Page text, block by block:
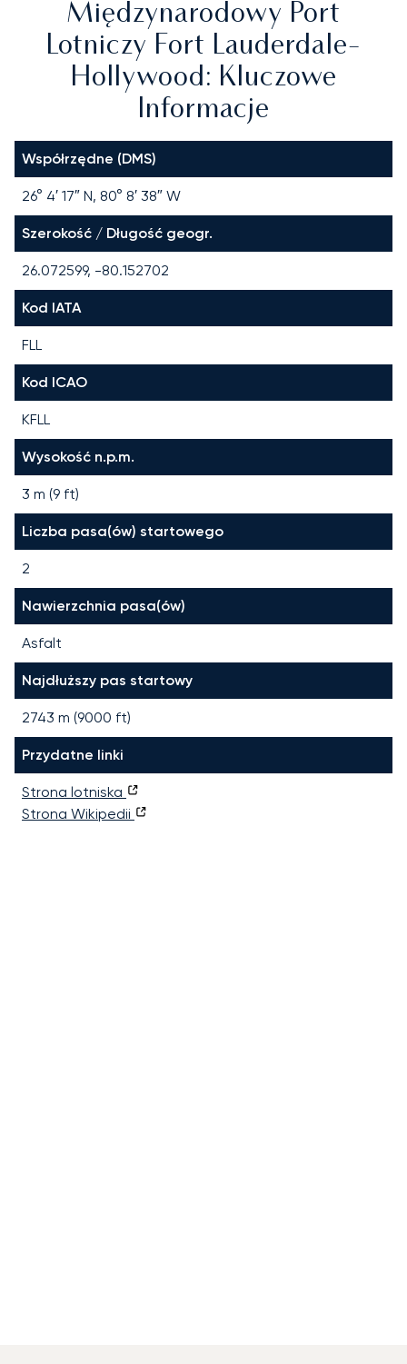
Międzynarodowy Port
Lotniczy Fort Lauderdale-
Hollywood: Kluczowe
Informacje
Współrzędne (DMS)
26° 4′ 17″ N, 80° 8′ 38″ W
Szerokość / Długość geogr.
26.072599, -80.152702
Kod IATA
FLL
Kod ICAO
KFLL
Wysokość n.p.m.
3 m (9 ft)
Liczba pasa(ów) startowego
2
Nawierzchnia pasa(ów)
Asfalt
Najdłuższy pas startowy
2743 m (9000 ft)
Przydatne linki
Strona lotniska
Strona Wikipedii